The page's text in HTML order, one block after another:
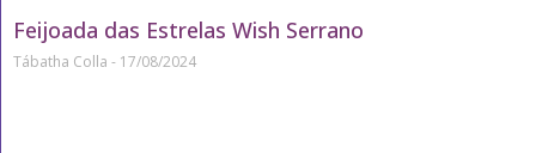
Feijoada das Estrelas Wish Serrano
Tábatha Colla 17/08/2024